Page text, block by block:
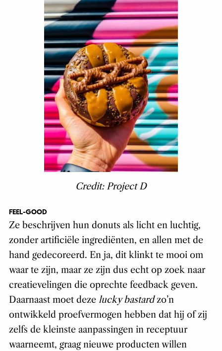
Credit: Project D
FEEL-GOOD
Ze beschrijven hun donuts als licht en luchtig,
zonder artificiële ingrediënten, en allen met de
hand gedecoreerd. En ja, dit klinkt te mooi om
waar te zijn, maar ze zijn dus echt op zoek naar
creatievelingen die oprechte feedback geven.
Daarnaast moet deze lucky bastardzo’n
ontwikkeld proefvermogen hebben dat hij of zij
zelfs de kleinste aanpassingen in receptuur
waarneemt, graag nieuwe producten willen